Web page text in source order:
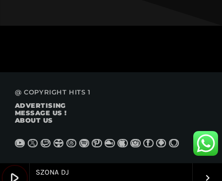
SZONA DJ
keyboard_arrow_right
@ COPYRIGHT HITS 1
ADVERTISING
MESSAGE US !
ABOUT US